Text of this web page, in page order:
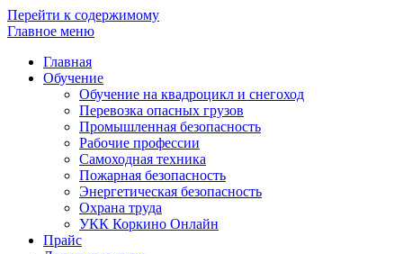
Перейти к содержимому
Главное меню
Главная
Обучение
Обучение на квадроцикл и снегоход
Перевозка опасных грузов
Промышленная безопасность
Рабочие профессии
Самоходная техника
Пожарная безопасность
Энергетическая безопасность
Охрана труда
УКК Коркино Онлайн
Прайс